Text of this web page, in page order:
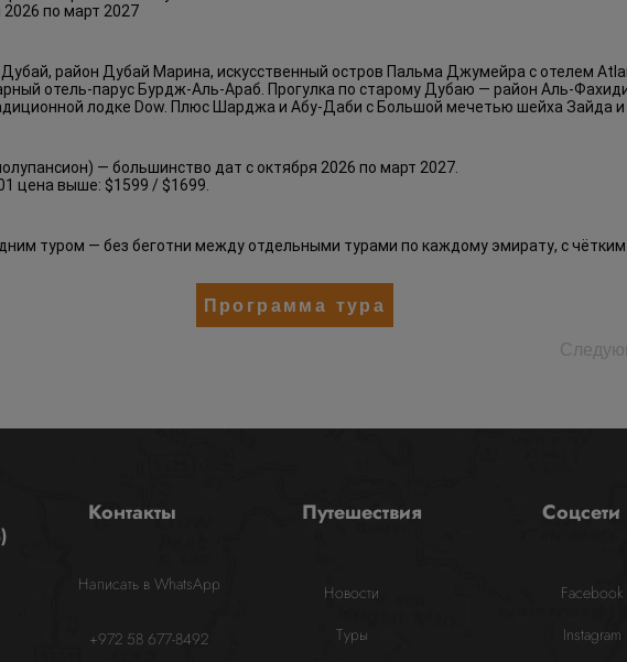
по март 2027
район Дубай Марина, искусственный остров Пальма Джумейра с отелем
отель-парус Бурдж-Аль-Араб. Прогулка по старому Дубаю — район Аль-
лодке Dow. Плюс Шарджа и Абу-Даби с Большой мечетью шейха Зайда
— большинство дат с октября 2026 по март 2027.
цена выше: $1599 / $1699.
туром — без беготни между отдельными турами по каждому эмирату, с
Программа тура
Контакты Путешествия
Написать в WhatsApp
+972 58 677-8492
Новости
Туры
Соцсети
Facebook
Instagram